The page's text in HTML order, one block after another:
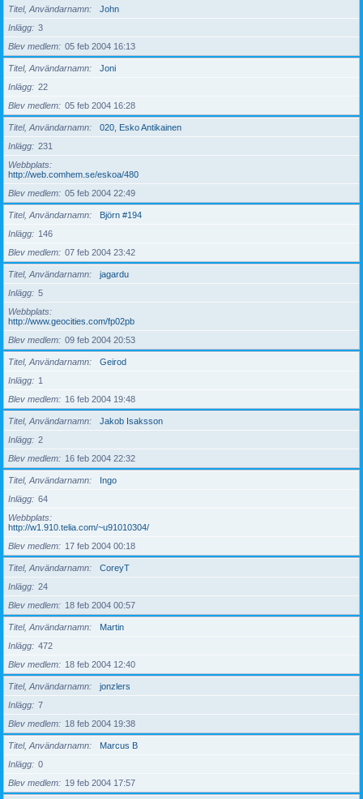
Titel, Användarnamn
John
Inlägg
3
Blev medlem
05 feb 2004 16:13
Titel, Användarnamn
Joni
Inlägg
22
Blev medlem
05 feb 2004 16:28
Titel, Användarnamn
020, Esko Antikainen
Inlägg
231
Webbplats
http://web.comhem.se/eskoa/480
Blev medlem
05 feb 2004 22:49
Titel, Användarnamn
Björn #194
Inlägg
146
Blev medlem
07 feb 2004 23:42
Titel, Användarnamn
jagardu
Inlägg
5
Webbplats
http://www.geocities.com/fp02pb
Blev medlem
09 feb 2004 20:53
Titel, Användarnamn
Geirod
Inlägg
1
Blev medlem
16 feb 2004 19:48
Titel, Användarnamn
Jakob Isaksson
Inlägg
2
Blev medlem
16 feb 2004 22:32
Titel, Användarnamn
Ingo
Inlägg
64
Webbplats
http://w1.910.telia.com/~u91010304/
Blev medlem
17 feb 2004 00:18
Titel, Användarnamn
CoreyT
Inlägg
24
Blev medlem
18 feb 2004 00:57
Titel, Användarnamn
Martin
Inlägg
472
Blev medlem
18 feb 2004 12:40
Titel, Användarnamn
jonzlers
Inlägg
7
Blev medlem
18 feb 2004 19:38
Titel, Användarnamn
Marcus B
Inlägg
0
Blev medlem
19 feb 2004 17:57